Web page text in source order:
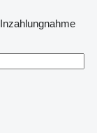
Inzahlungnahme